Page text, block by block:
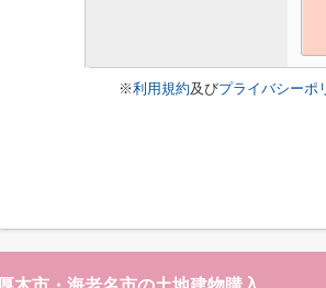
※利用規約及びプライバシーポ